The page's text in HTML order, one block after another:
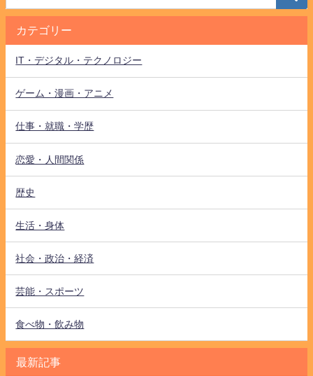
カテゴリー
IT・デジタル・テクノロジー
ゲーム・漫画・アニメ
仕事・就職・学歴
恋愛・人間関係
歴史
生活・身体
社会・政治・経済
芸能・スポーツ
食べ物・飲み物
最新記事